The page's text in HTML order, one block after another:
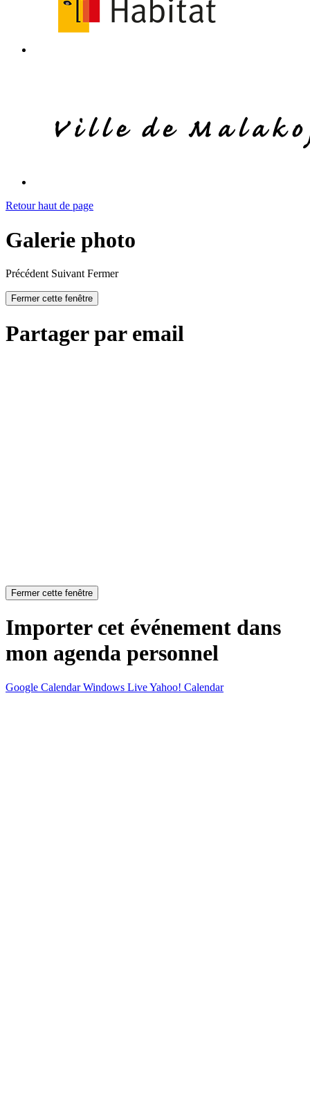
Retour haut de page
Galerie photo
Précédent Suivant Fermer
Fermer cette fenêtre
Partager par email
Fermer cette fenêtre
Importer cet événement dans
mon agenda personnel
Google Calendar Windows LiveYahoo! Calendar